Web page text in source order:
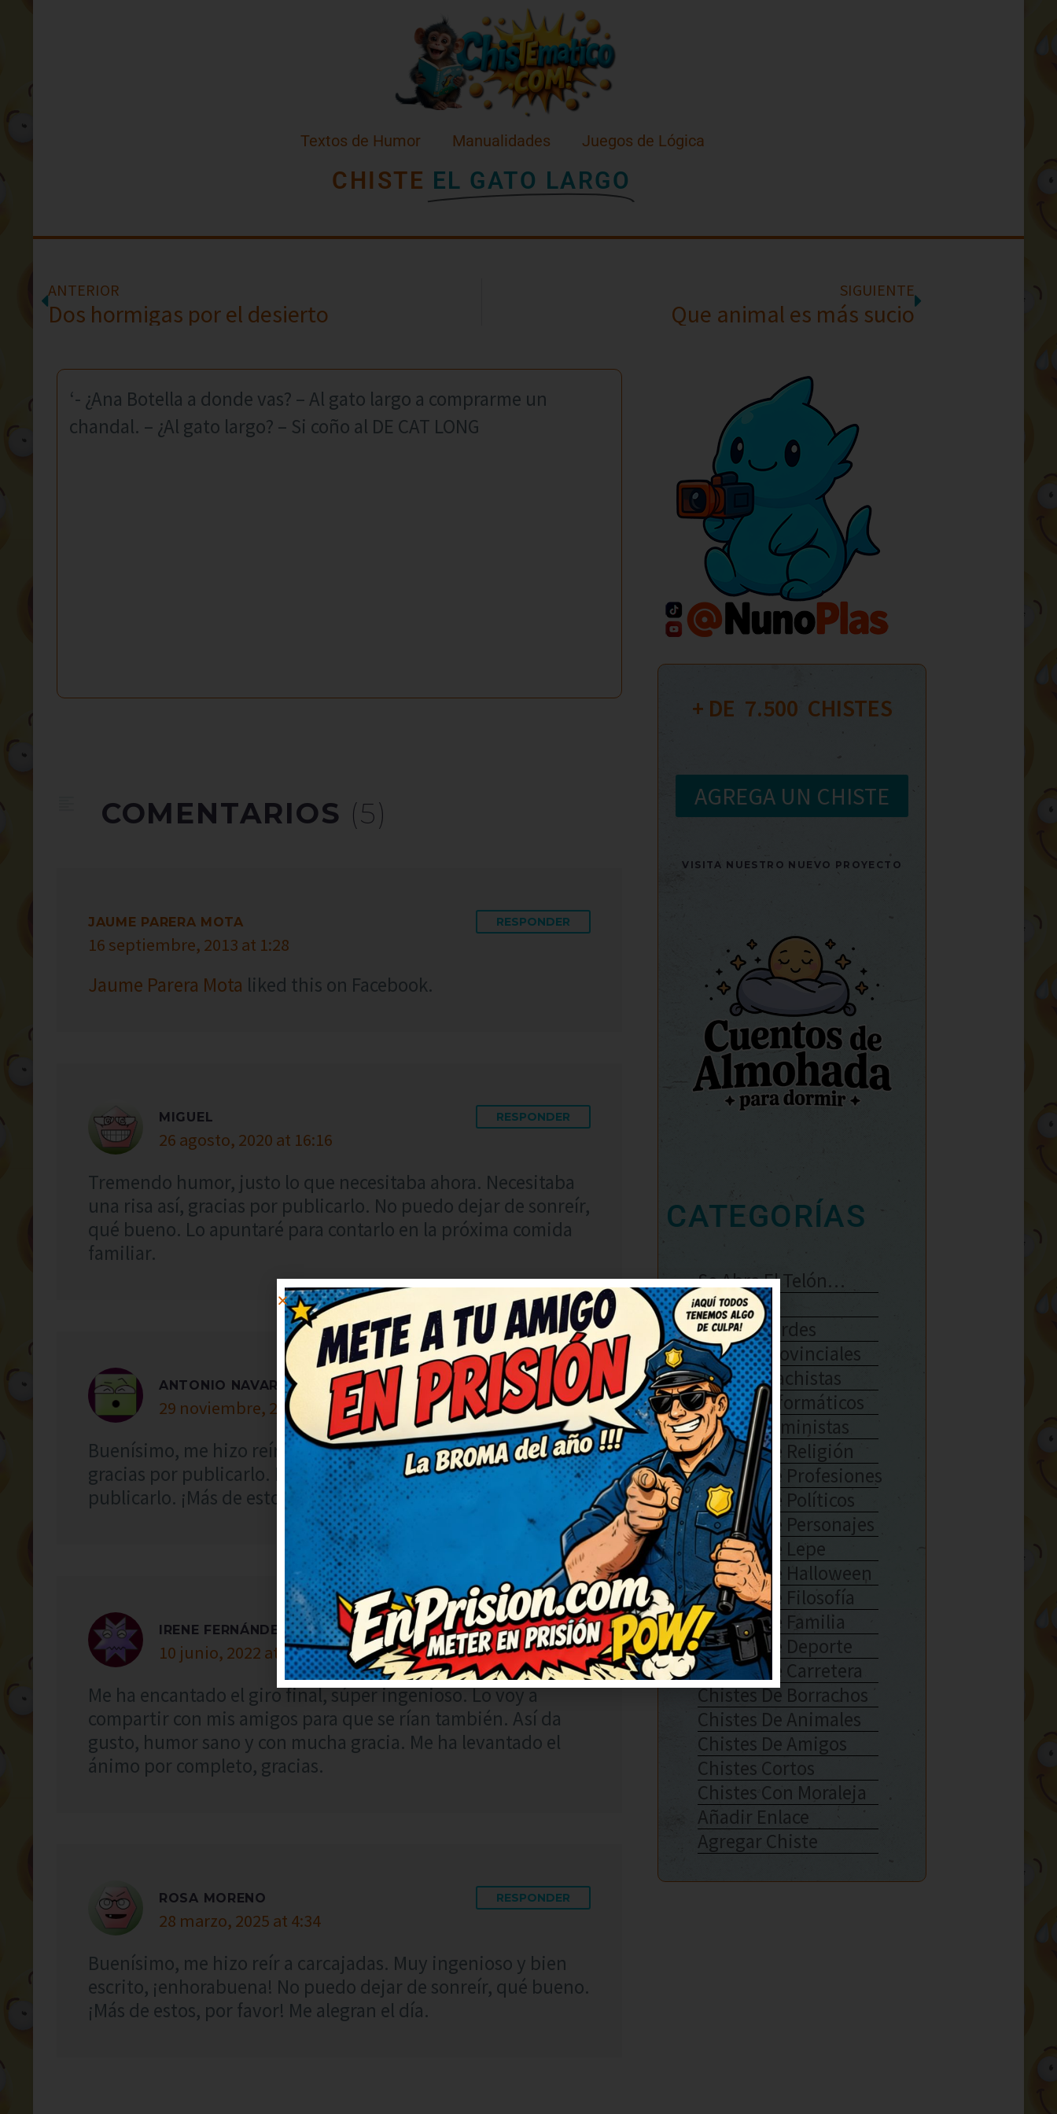
Textos de Humor Manualidades Juegos de Lógica
CHISTE EL GATO LARGO
ANTERIOR
Dos hormigas por el desierto
SIGUIENTE
Que animal es más sucio
‘- ¿Ana Botella a donde vas? – Al gato largo a comprarme un
chandal. – ¿Al gato largo? – Si coño al DE CAT LONG
COMENTARIOS (5)
JAUME PARERA MOTA
16 septiembre, 2013 at 1:28
RESPONDER
Jaume Parera Mota liked this on Facebook.
MIGUEL
26 agosto, 2020 at 16:16
RESPONDER
Tremendo humor, justo lo que necesitaba ahora. Necesitaba
una risa así, gracias por publicarlo. No puedo dejar de sonreír,
qué bueno. Lo apuntaré para contarlo en la próxima comida
familiar.
ANTONIO NAVARRO
29 noviembre, 2021 at 18:46
RESPONDER
Buenísimo, me hizo reír a carcajadas. Necesitaba una risa así,
gracias por publicarlo. Necesitaba una risa así, gracias por
publicarlo. ¡Más de estos, por favor! Me alegran el día.
IRENE FERNÁNDEZ
10 junio, 2022 at 8:35
RESPONDER
Me ha encantado el giro final, súper ingenioso. Lo voy a
compartir con mis amigos para que se rían también. Así da
gusto, humor sano y con mucha gracia. Me ha levantado el
ánimo por completo, gracias.
ROSA MORENO
28 marzo, 2025 at 4:34
RESPONDER
Buenísimo, me hizo reír a carcajadas. Muy ingenioso y bien
escrito, ¡enhorabuena! No puedo dejar de sonreír, qué bueno.
¡Más de estos, por favor! Me alegran el día.
+ DE 7.500
  CHISTES
AGREGA UN CHISTE
VISITA NUESTRO NUEVO PROYECTO
CATEGORÍAS
Se Abre El Telón…
Enlaces
Chistes Verdes
Chistes Provinciales
Chistes Machistas
Chistes Informáticos
Chistes Feministas
Chistes De Religión
Chistes De Profesiones
Chistes De Políticos
Chistes De Personajes
Chistes De Lepe
Chistes De Halloween
Chistes De Filosofía
Chistes De Familia
Chistes De Deporte
Chistes De Carretera
Chistes De Borrachos
Chistes De Animales
Chistes De Amigos
Chistes Cortos
Chistes Con Moraleja
Añadir Enlace
Agregar Chiste